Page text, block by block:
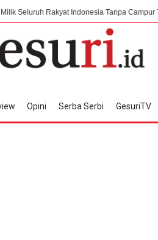
Indonesia Tanpa Campur Tangan Asing
Opini Serba Serbi GesuriTV